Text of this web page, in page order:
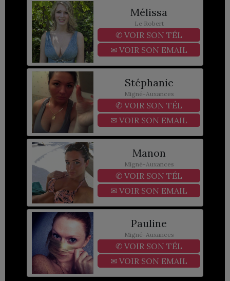
Mélissa
Le Robert
✆ VOIR SON TÉL
✉ VOIR SON EMAIL
Stéphanie
Migné-Auxances
✆ VOIR SON TÉL
✉ VOIR SON EMAIL
Manon
Migné-Auxances
✆ VOIR SON TÉL
✉ VOIR SON EMAIL
Pauline
Migné-Auxances
✆ VOIR SON TÉL
✉ VOIR SON EMAIL